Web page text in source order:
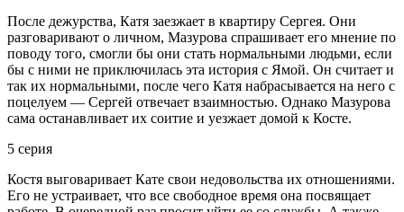
После дежурства, Катя заезжает в квартиру Сергея. Они
разговаривают о личном, Мазурова спрашивает его мнение по
поводу того, смогли бы они стать нормальными людьми, если
бы с ними не приключилась эта история с Ямой. Он считает и
так их нормальными, после чего Катя набрасывается на него с
поцелуем — Сергей отвечает взаимностью. Однако Мазурова
сама останавливает их соитие и уезжает домой к Косте.
5 серия
Костя выговаривает Кате свои недовольства их отношениями.
Его не устраивает, что все свободное время она посвящает